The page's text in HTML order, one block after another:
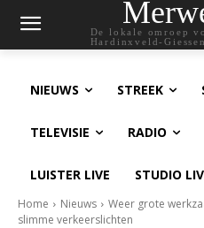
De lokale omroep
Hardinxveld-
NIEUWS STREEK
TELEVISIE RADIO
LUISTER LIVE STUDIO
Home Nieuws
Weer grote
slimme verkeerslichten